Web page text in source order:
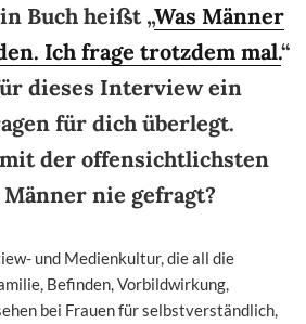
Buch heißt „Was Männer
Ich frage trotzdem mal.“
dieses Interview ein
für dich überlegt.
der offensichtlichsten
Männer nie gefragt?
und Medienkultur, die all die
Befinden, Vorbildwirkung,
bei Frauen für selbstverständlich,